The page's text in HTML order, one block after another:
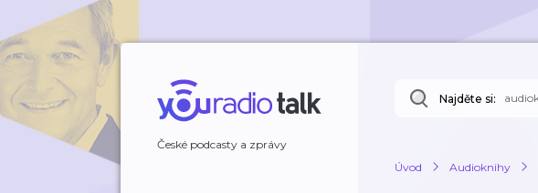
České podcasty a zprávy
Najděte si:
Úvod Audioknihy